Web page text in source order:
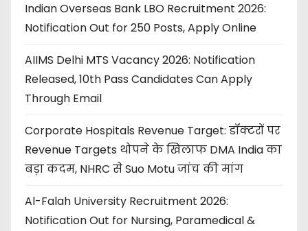
Indian Overseas Bank LBO Recruitment 2026:
Notification Out for 250 Posts, Apply Online
AIIMS Delhi MTS Vacancy 2026: Notification
Released, 10th Pass Candidates Can Apply
Through Email
Corporate Hospitals Revenue Target: डॉक्टरों पर
Revenue Targets थोपने के खिलाफ DMA India का
बड़ा कदम, NHRC से Suo Motu जांच की मांग
Al-Falah University Recruitment 2026:
Notification Out for Nursing, Paramedical &